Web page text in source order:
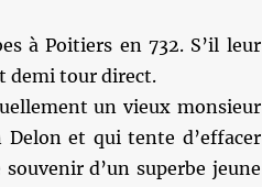
à Poitiers en 732. S’il leur
demi tour direct.
un vieux monsieur
et qui tente d’effacer
d’un superbe jeune